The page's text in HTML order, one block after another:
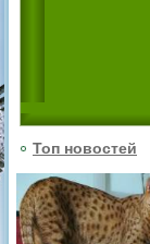
Топ новостей